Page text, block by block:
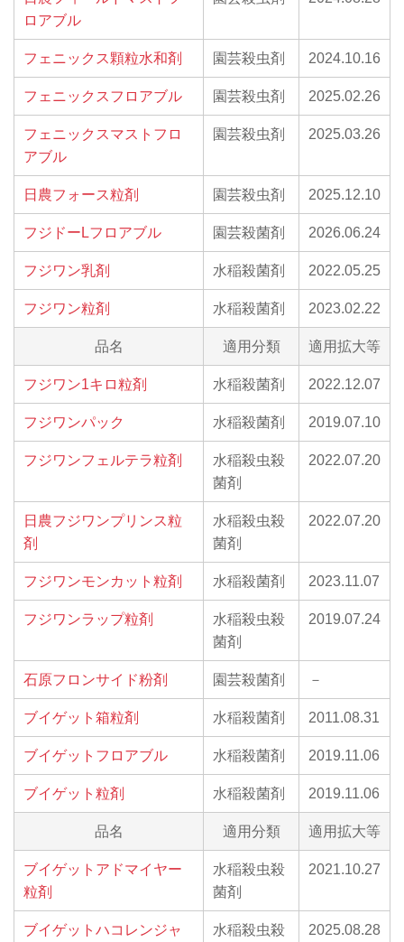
ロアブル
フェニックス顆粒水和剤 園芸殺虫剤 2024.10.16
フェニックスフロアブル 園芸殺虫剤 2025.02.26
フェニックスマストフロ
アブル
園芸殺虫剤 2025.03.26
日農フォース粒剤 園芸殺虫剤 2025.12.10
フジドーLフロアブル 園芸殺菌剤 2026.06.24
フジワン乳剤 水稲殺菌剤 2022.05.25
フジワン粒剤 水稲殺菌剤 2023.02.22
品名 適用分類 適用拡大等
フジワン1キロ粒剤 水稲殺菌剤 2022.12.07
フジワンパック 水稲殺菌剤 2019.07.10
フジワンフェルテラ粒剤
水稲殺虫殺
菌剤
2022.07.20
日農フジワンプリンス粒
剤
水稲殺虫殺
菌剤
2022.07.20
フジワンモンカット粒剤 水稲殺菌剤 2023.11.07
フジワンラップ粒剤
水稲殺虫殺
菌剤
2019.07.24
石原フロンサイド粉剤 園芸殺菌剤 －
ブイゲット箱粒剤 水稲殺菌剤 2011.08.31
ブイゲットフロアブル 水稲殺菌剤 2019.11.06
ブイゲット粒剤 水稲殺菌剤 2019.11.06
品名 適用分類 適用拡大等
ブイゲットアドマイヤー
粒剤
水稲殺虫殺
菌剤
2021.10.27
ブイゲットハコレンジャ
水稲殺虫殺
2025.08.28